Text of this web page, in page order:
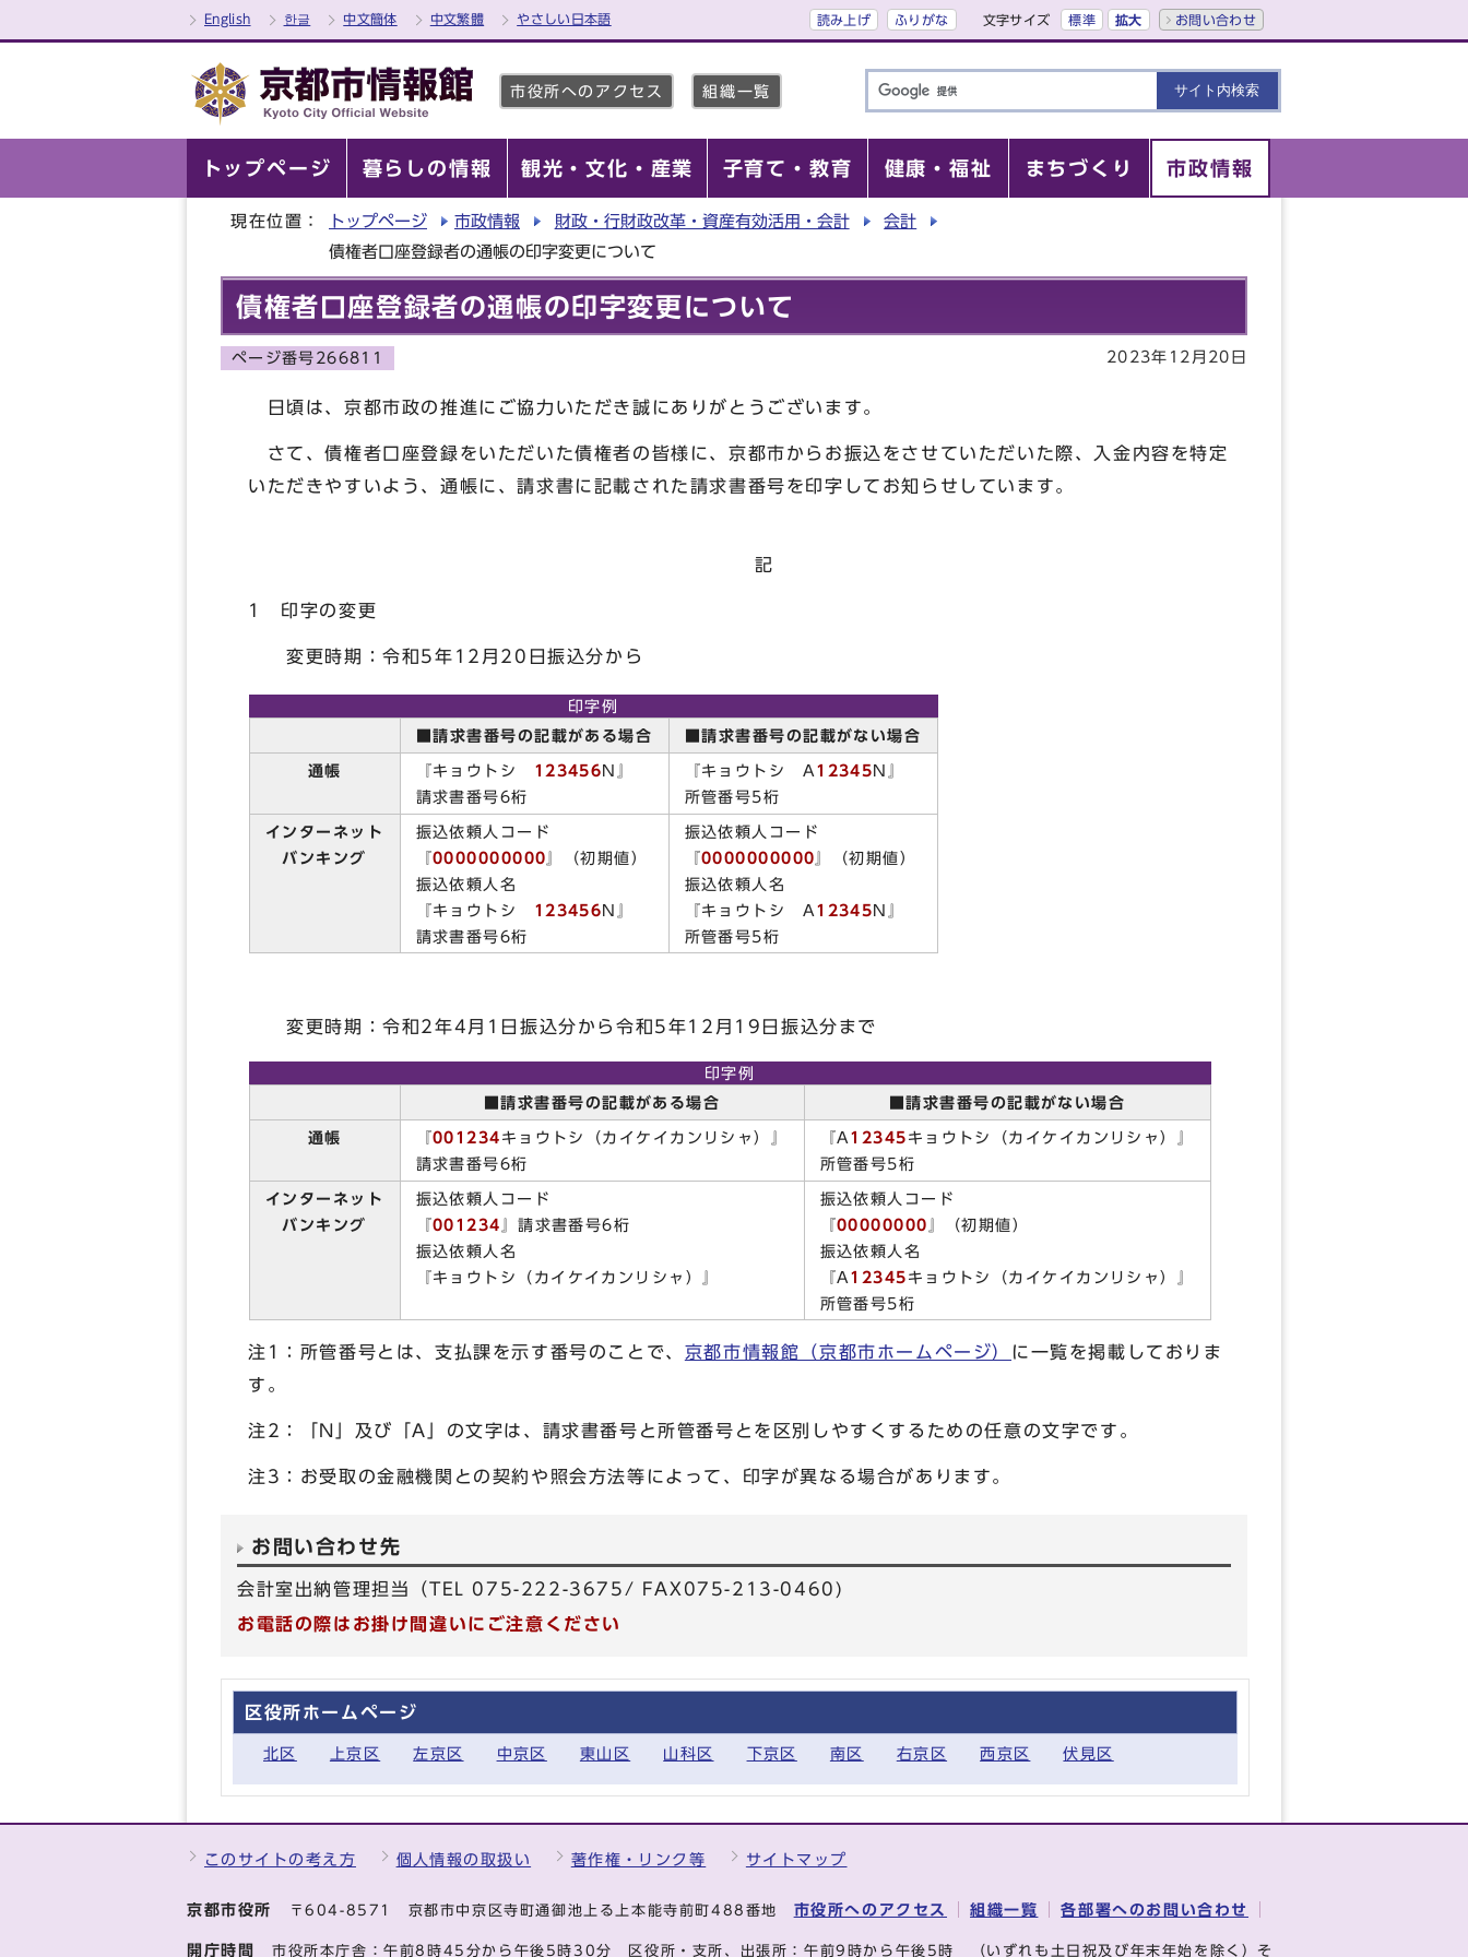
English 한글 中文簡体 中文繁體 やさしい日本語 読み上げ ふりがな 文字サイズ 標準 拡大 お問い合わせ
市役所へのアクセス 組織一覧
トップページ 暮らしの情報 観光・文化・産業 子育て・教育 健康・福祉 まちづくり 市政情報
現在位置： トップページ 市政情報 財政・行財政改革・資産有効活用・会計
会計
債権者口座登録者の通帳の印字変更について
債権者口座登録者の通帳の印字変更について
ページ番号266811 2023年12月20日
日頃は、京都市政の推進にご協力いただき誠にありがとうございます。
さて、債権者口座登録をいただいた債権者の皆様に、京都市からお振込をさせていただいた際、入金内容を特定
いただきやすいよう、通帳に、請求書に記載された請求書番号を印字してお知らせしています。
記
1 印字の変更
変更時期：令和5年12月20日振込分から
印字例
■請求書番号の記載がある場合
■請求書番号の記載がない場合
通帳 『キョウトシ 123456 N』
請求書番号6桁
『キョウトシ A 12345 N』
所管番号5桁
インターネット
バンキング
振込依頼人コード
『0000000000 』（初期値）
振込依頼人名
『キョウトシ 12 3456N』
請求書番号6桁
振込依頼人コード
『0000000000 』（初期値）
振込依頼人名
『キョウトシ A 12345N』
所管番号5桁
変更時期：令和2年4月1日振込分から令和5年12月19日振込分まで
印字例
■請求書番号の記載がある場合
■請求書番号の記載がない場合
通帳 『001234 キョウトシ（カイケイカンリシャ）』
請求書番号6桁
『A 12345 キョウトシ（カイケイカンリシャ）』
所管番号5桁
インターネット
バンキング
振込依頼人コード
『001234
』請求書番号6桁
振込依頼人名
『キョウトシ（カイケイカンリシャ）』
振込依頼人コード
『00000000
』（初期値）
振込依頼人名
『A 12345 キョウトシ（カイケイカンリシャ）』
所管番号5桁
注1：所管番号とは、支払課を示す番号のことで、 京都市情報館（京都市ホームページ）
に一覧を掲載しておりま
す。
注2：「N」及び「A」の文字は、請求書番号と所管番号とを区別しやすくするための任意の文字です。
注3：お受取の金融機関との契約や照会方法等によって、印字が異なる場合があります。
お問い合わせ先
会計室出納管理担当（TEL 075-222-3675/ FAX075-213-0460)
お電話の際はお掛け間違いにご注意ください
区役所ホームページ
北区 上京区 左京区 中京区 東山区 山科区 下京区 南区 右京区 西京区 伏見区
このサイトの考え方 個人情報の取扱い 著作権・リンク等 サイトマップ
京都市役所 〒604-8571 京都市中京区寺町通御池上る上本能寺前町488番地 市役所へのアクセス 組織一覧 各部署へのお問い合わせ
開庁時間 市役所本庁舎：午前8時45分から午後5時30分 区役所・支所、出張所：午前9時から午後5時 （いずれも土日祝及び年末年始を除く）そ